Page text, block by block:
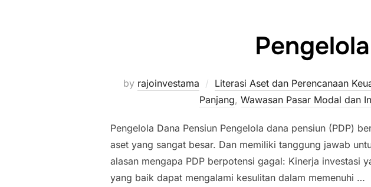
by rajoinvestama Literasi Aset dan Perencanaan
Panjang, Wawasan Pasar Modal dan
Pengelola Dana Pensiun Pengelola dana pensiun (PDP)
aset yang sangat besar. Dan memiliki tanggung jawab
alasan mengapa PDP berpotensi gagal: Kinerja investasi
yang baik dapat mengalami kesulitan dalam memenuhi …